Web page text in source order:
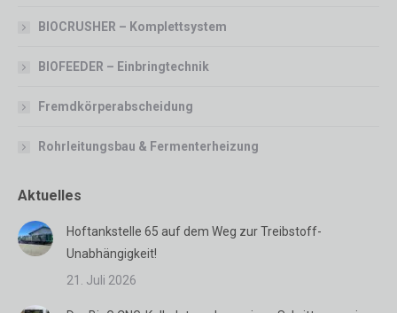
BIOCRUSHER – Komplettsystem
BIOFEEDER – Einbringtechnik
Fremdkörperabscheidung
Rohrleitungsbau & Fermenterheizung
Aktuelles
Hoftankstelle 65 auf dem Weg zur Treibstoff-
Unabhängigkeit!
21. Juli 2026